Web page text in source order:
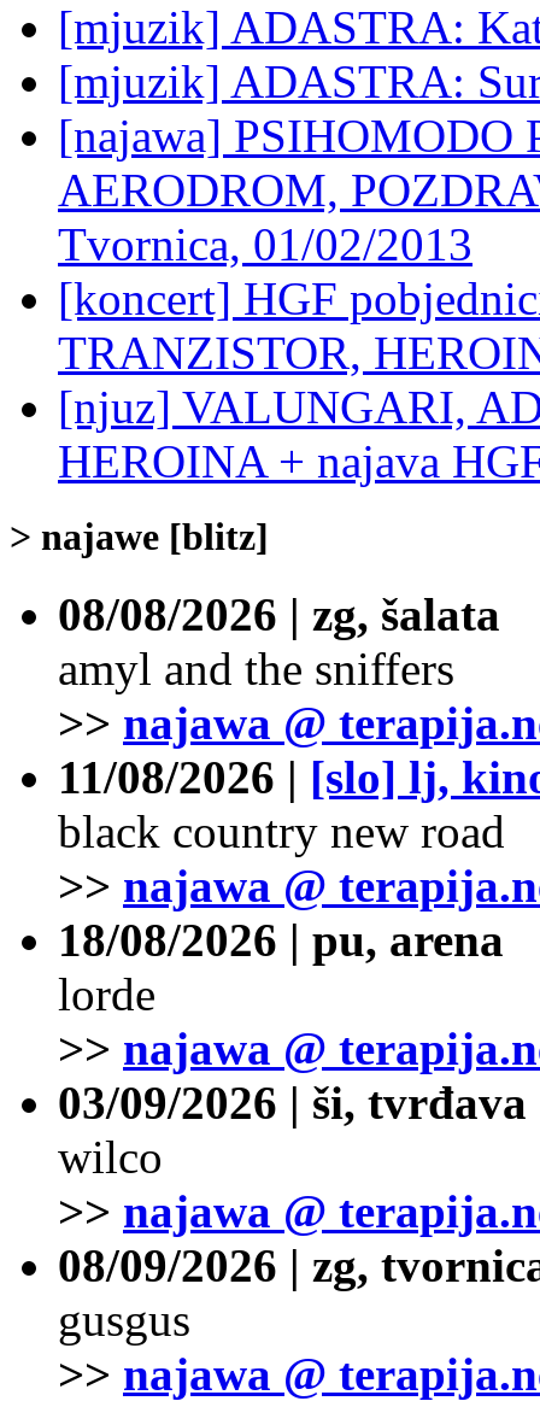
[mjuzik] ADASTRA:
[mjuzik] ADASTRA:
[najawa] PSIHOMODO
AERODROM,
Tvornica, 01/02/2013
[koncert] HGF
TRANZISTOR,
[njuz] VALUNGARI,
HEROINA + najava
> najawe [blitz]
08/08/2026 | zg, šalata
amyl and the sniffers
>> najawa @
11/08/2026 | [slo] lj,
black country new road
>> najawa @
18/08/2026 | pu, arena
lorde
>> najawa @
03/09/2026 | ši,
wilco
>> najawa @
08/09/2026 | zg,
gusgus
>> najawa @